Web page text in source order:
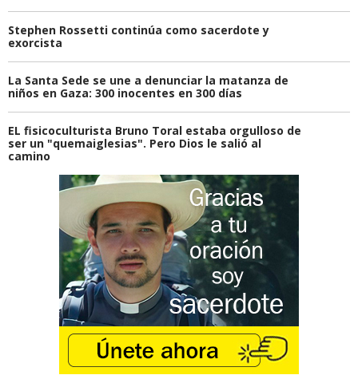
Stephen Rossetti continúa como sacerdote y
exorcista
La Santa Sede se une a denunciar la matanza de
niños en Gaza: 300 inocentes en 300 días
EL fisicoculturista Bruno Toral estaba orgulloso de
ser un "quemaiglesias". Pero Dios le salió al
camino